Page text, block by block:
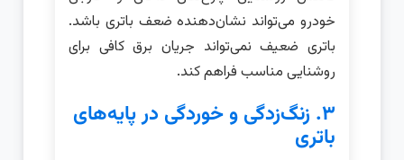
خودرو می‌تواند نشان‌دهنده ضعف باتری باشد.
باتری ضعیف نمی‌تواند جریان برق کافی برای
روشنایی مناسب فراهم کند.
۳. زنگ‌زدگی و خوردگی در پایه‌های
باتری